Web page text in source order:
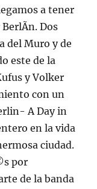
a tener
Dos
del Muro y de
este de la
y Volker
con un
A Day in
en la vida
ciudad.
por
de la banda